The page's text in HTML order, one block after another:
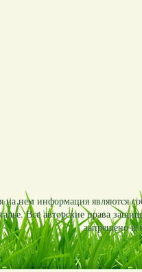
на нем информация являются
Все авторские права
запрещено и